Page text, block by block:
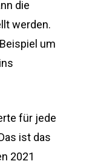
die
werden.
um
für jede
ist das
2021